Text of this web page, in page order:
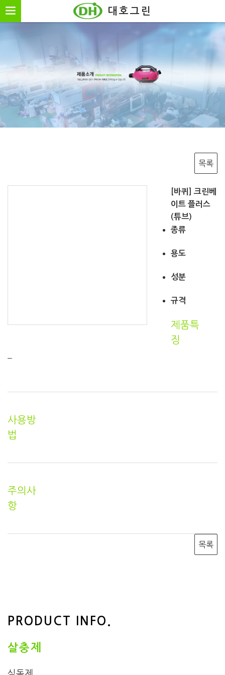
방역기계,방역기기,방충,방역,살충,살충제
대호그린
목록
[바퀴] 크린베
이트 플러스
(튜브)
종류
용도
성분
규격
제품특
징
사용방
법
주의사
항
목록
PRODUCT INFO.
살충제